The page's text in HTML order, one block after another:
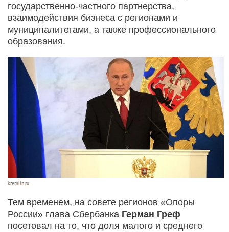
государственно-частного партнерства,
взаимодействия бизнеса с регионами и
муниципалитетами, а также профессионального
образования.
kremlin.ru
Тем временем, на совете регионов «Опоры
России» глава Сбербанка Герман Греф
посетовал на то, что доля малого и среднего